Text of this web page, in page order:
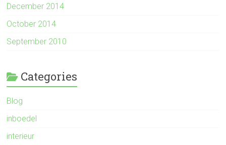
December 2014
October 2014
September 2010
Categories
Blog
inboedel
interieur